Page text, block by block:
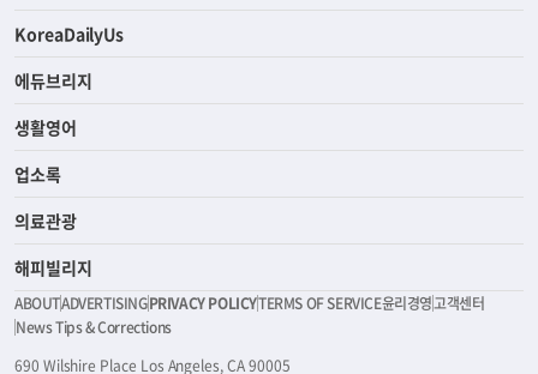
KoreaDailyUs
에듀브리지
생활영어
업소록
의료관광
해피빌리지
ABOUTADVERTISINGPRIVACY POLICYTERMS OF SERVICE윤리경영고객센터
News Tips & Corrections
690 Wilshire Place Los Angeles, CA 90005